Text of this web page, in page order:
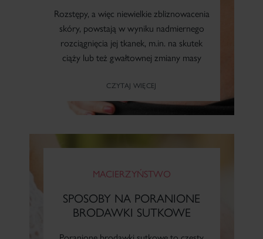
Rozstępy, a więc niewielkie zbliznowacenia
skóry, powstają w wyniku nadmiernego
rozciągnięcia jej tkanek, m.in. na skutek
ciąży lub też gwałtownej zmiany masy
one problemem estetycznym wielu kobiet.
CZYTAJ WIĘCEJ
MACIERZYŃSTWO
SPOSOBY NA PORANIONE
BRODAWKI SUTKOWE